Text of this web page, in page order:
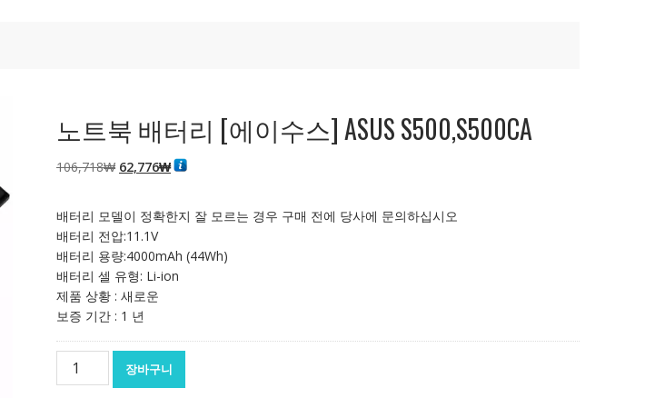
노트북 배터리 [에이수스] ASUS S500,S500CA
106,718₩ 원
격:
106,718₩
62,776₩현
격:
배터리 모델이 정확한지 잘 모르는 경우 구매 전에 당사에 문의하십시오
배터리 전압:11.1V
배터리 용량:4000mAh (44Wh)
배터리 셀 유형: Li-ion
제품 상황 : 새로운
보증 기간 : 1 년
장바구니